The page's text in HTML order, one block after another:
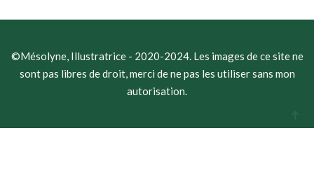
©Mésolyne, Illustratrice - 2020-2024. Les images de ce site ne
sont pas libres de droit, merci de ne pas les utiliser sans mon
autorisation.